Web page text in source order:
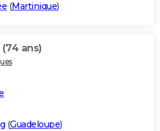
(Martinique)
(74 ans)
(Guadeloupe)